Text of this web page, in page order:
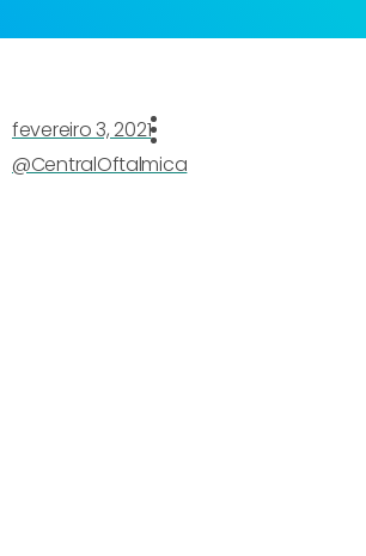
fevereiro 3, 2021
@CentralOftalmica